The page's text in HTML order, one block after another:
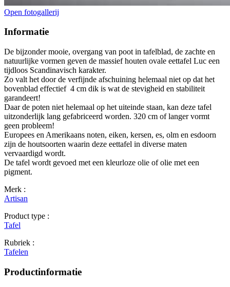
Open fotogallerij
Informatie
De bijzonder mooie, overgang van poot in tafelblad, de zachte en
natuurlijke vormen geven de massief houten ovale eettafel Luc een
tijdloos Scandinavisch karakter.
Zo valt het door de verfijnde afschuining helemaal niet op dat het
bovenblad effectief 4 cm dik is wat de stevigheid en stabiliteit
garandeert!
Daar de poten niet helemaal op het uiteinde staan, kan deze tafel
uitzonderlijk lang gefabriceerd worden. 320 cm of langer vormt
geen probleem!
Europees en Amerikaans noten, eiken, kersen, es, olm en esdoorn
zijn de houtsoorten waarin deze eettafel in diverse maten
vervaardigd wordt.
De tafel wordt gevoed met een kleurloze olie of olie met een
pigment.
Merk :
Artisan
Product type :
Tafel
Rubriek :
Tafelen
Productinformatie